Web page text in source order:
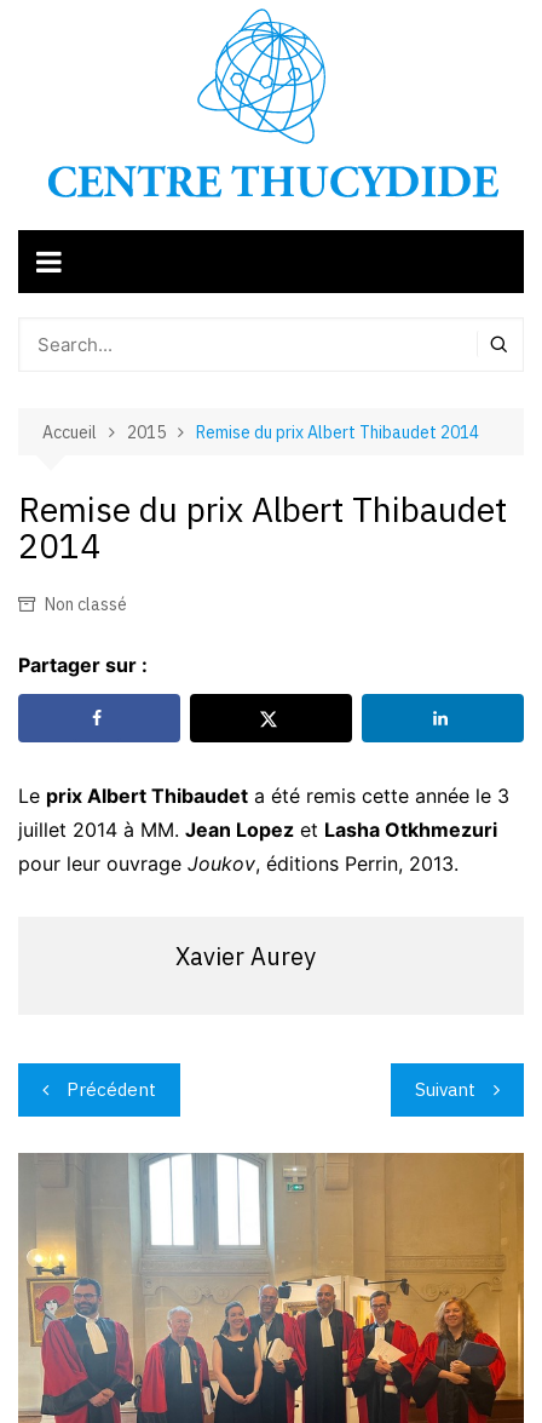
Accueil 2015 Remise du prix Albert Thibaudet 2014
Remise du prix Albert Thibaudet
2014
Non classé
Partager sur :
Le prix Albert Thibaudet a été remis cette année le 3
juillet 2014 à MM. Jean Lopez et Lasha Otkhmezuri
pour leur ouvrage Joukov, éditions Perrin, 2013.
Xavier Aurey
Navigation
de
l’article
Précédent Suivant